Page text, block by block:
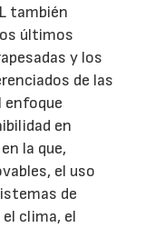
también
últimos
y los
de las
enfoque
en
la que,
el uso
de
clima, el